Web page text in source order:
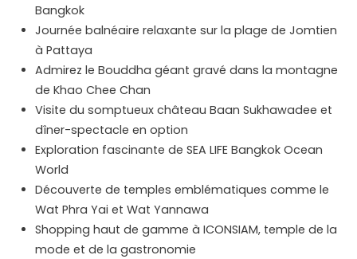
Bangkok
Journée balnéaire relaxante sur la plage de Jomtien
à Pattaya
Admirez le Bouddha géant gravé dans la montagne
de Khao Chee Chan
Visite du somptueux château Baan Sukhawadee et
dîner-spectacle en option
Exploration fascinante de SEA LIFE Bangkok Ocean
World
Découverte de temples emblématiques comme le
Wat Phra Yai et Wat Yannawa
Shopping haut de gamme à ICONSIAM, temple de la
mode et de la gastronomie